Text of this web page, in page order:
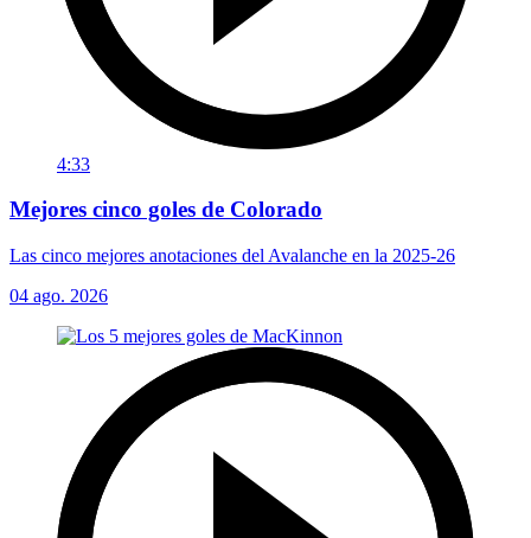
4:33
Mejores cinco goles de Colorado
Las cinco mejores anotaciones del Avalanche en la 2025-26
04 ago. 2026